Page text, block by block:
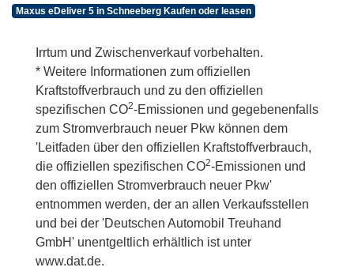
Maxus eDeliver 5 in Schneeberg Kaufen oder leasen
Irrtum und Zwischenverkauf vorbehalten.
* Weitere Informationen zum offiziellen
Kraftstoffverbrauch und zu den offiziellen
spezifischen CO2-Emissionen und gegebenenfalls
zum Stromverbrauch neuer Pkw können dem
'Leitfaden über den offiziellen Kraftstoffverbrauch,
die offiziellen spezifischen CO2-Emissionen und
den offiziellen Stromverbrauch neuer Pkw'
entnommen werden, der an allen Verkaufsstellen
und bei der 'Deutschen Automobil Treuhand
GmbH' unentgeltlich erhältlich ist unter
www.dat.de.